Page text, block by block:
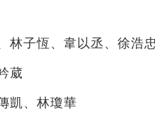
林子恆、韋以丞、徐浩
葳
凱、林瓊華